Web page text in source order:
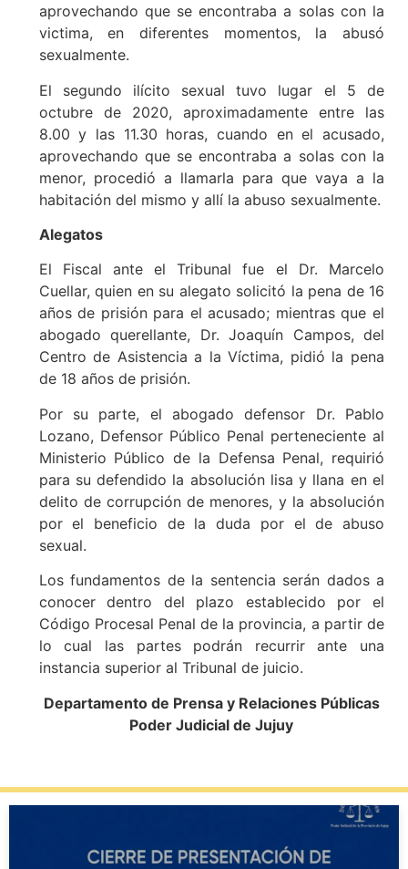
aprovechando que se encontraba a solas con la
victima, en diferentes momentos, la abusó
sexualmente.
El segundo ilícito sexual tuvo lugar el 5 de
octubre de 2020, aproximadamente entre las
8.00 y las 11.30 horas, cuando en el acusado,
aprovechando que se encontraba a solas con la
menor, procedió a llamarla para que vaya a la
habitación del mismo y allí la abuso sexualmente.
Alegatos
El Fiscal ante el Tribunal fue el Dr. Marcelo
Cuellar, quien en su alegato solicitó la pena de 16
años de prisión para el acusado; mientras que el
abogado querellante, Dr. Joaquín Campos, del
Centro de Asistencia a la Víctima, pidió la pena
de 18 años de prisión.
Por su parte, el abogado defensor Dr. Pablo
Lozano, Defensor Público Penal perteneciente al
Ministerio Público de la Defensa Penal, requirió
para su defendido la absolución lisa y llana en el
delito de corrupción de menores, y la absolución
por el beneficio de la duda por el de abuso
sexual.
Los fundamentos de la sentencia serán dados a
conocer dentro del plazo establecido por el
Código Procesal Penal de la provincia, a partir de
lo cual las partes podrán recurrir ante una
instancia superior al Tribunal de juicio.
Departamento de Prensa y Relaciones Públicas
Poder Judicial de Jujuy